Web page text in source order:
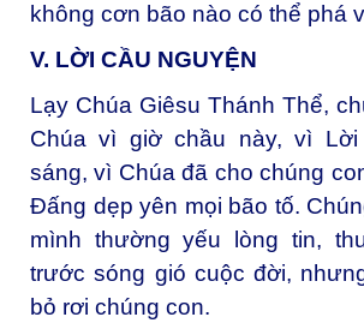
không cơn bão nào có thể phá
V. LỜI CẦU NGUYỆN
Lạy Chúa Giêsu Thánh Thể,
Chúa vì giờ chầu này, vì
sáng, vì Chúa đã cho chúng
Đấng dẹp yên mọi bão tố.
mình thường yếu lòng tin,
trước sóng gió cuộc đời,
bỏ rơi chúng con.